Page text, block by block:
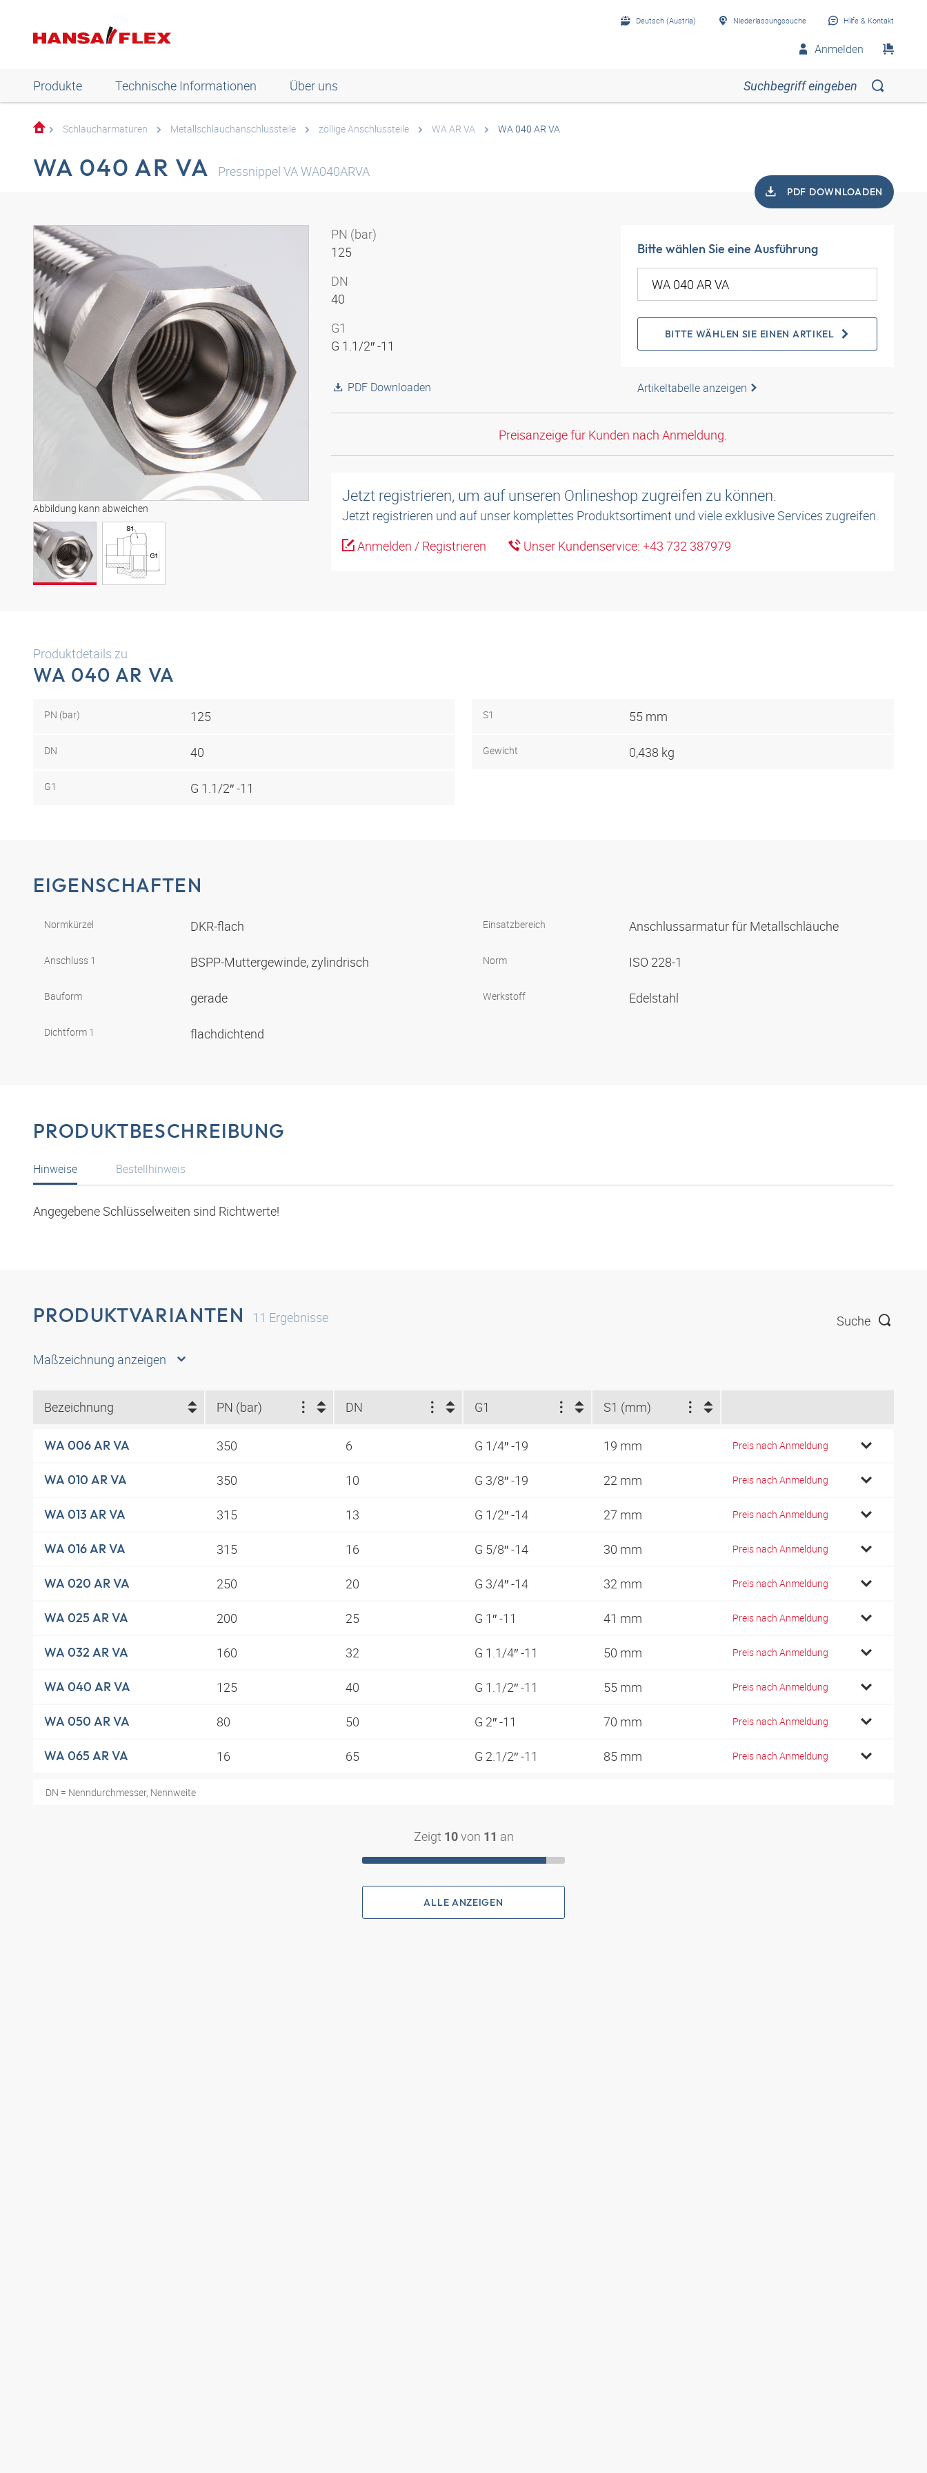
Deutsch (Austria) Niederlassungssuche Hilfe & Kontakt
Anmelden
Produkte Technische Informationen Über uns
Schlaucharmaturen Metallschlauchanschlussteile zöllige Anschlussteile WA AR VA WA 040 AR VA
WA 040 AR VA Pressnippel VA WA040ARVA
PDF DOWNLOADEN
Abbildung kann abweichen
PN (bar)
125
DN
40
G1
G 1.1/2″ -11
PDF Downloaden
Bitte wählen Sie eine Ausführung
BITTE WÄHLEN SIE EINEN ARTIKEL
Artikeltabelle anzeigen
Preisanzeige für Kunden nach Anmeldung.
Jetzt registrieren, um auf unseren Onlineshop zugreifen zu können.
Jetzt registrieren und auf unser komplettes Produktsortiment und viele exklusive Services zugreifen.
Anmelden / Registrieren
Unser Kundenservice: +43 732 387979
Produktdetails zu
WA 040 AR VA
PN (bar) 125
DN 40
G1 G 1.1/2″ -11
S1 55 mm
Gewicht 0,438 kg
EIGENSCHAFTEN
Normkürzel DKR-flach
Anschluss 1 BSPP-Muttergewinde, zylindrisch
Bauform gerade
Dichtform 1 flachdichtend
Einsatzbereich Anschlussarmatur für Metallschläuche
Norm ISO 228-1
Werkstoff Edelstahl
PRODUKTBESCHREIBUNG
Hinweise
Angegebene Schlüsselweiten sind Richtwerte!
Bestellhinweis
PRODUKTVARIANTEN 11 Ergebnisse Suche
Maßzeichnung anzeigen
Bezeichnung PN (bar) DN G1 S1 (mm)
WA 006 AR VA 350 6 G 1/4″ -19 19 mm Preis nach Anmeldung
WA 010 AR VA 350 10 G 3/8″ -19 22 mm Preis nach Anmeldung
WA 013 AR VA 315 13 G 1/2″ -14 27 mm Preis nach Anmeldung
WA 016 AR VA 315 16 G 5/8″ -14 30 mm Preis nach Anmeldung
WA 020 AR VA 250 20 G 3/4″ -14 32 mm Preis nach Anmeldung
WA 025 AR VA 200 25 G 1″ -11 41 mm Preis nach Anmeldung
WA 032 AR VA 160 32 G 1.1/4″ -11 50 mm Preis nach Anmeldung
WA 040 AR VA 125 40 G 1.1/2″ -11 55 mm Preis nach Anmeldung
WA 050 AR VA 80 50 G 2″ -11 70 mm Preis nach Anmeldung
WA 065 AR VA 16 65 G 2.1/2″ -11 85 mm Preis nach Anmeldung
DN = Nenndurchmesser, Nennweite
Zeigt 10von 11 an
ALLE ANZEIGEN